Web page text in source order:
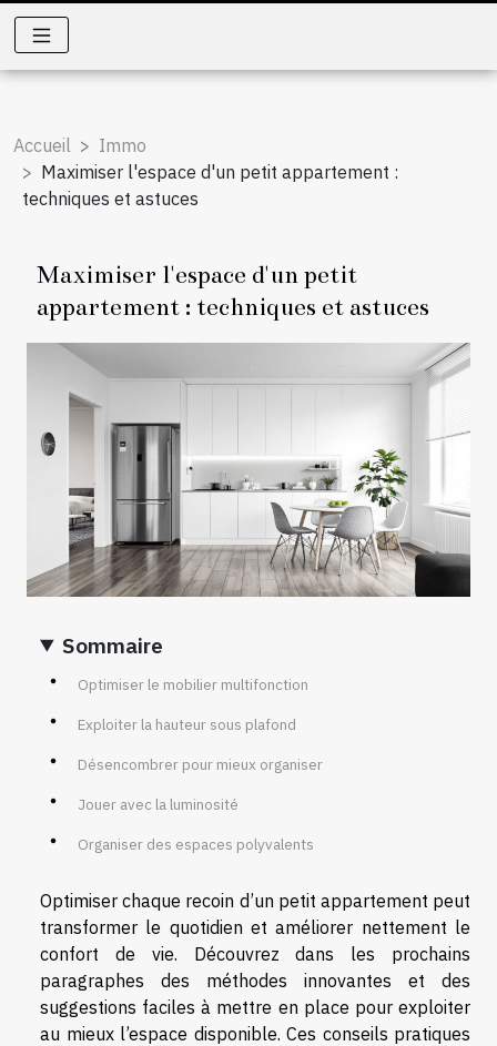
Accueil
Immo
Maximiser l'espace d'un petit appartement :
techniques et astuces
Maximiser l'espace d'un petit
appartement : techniques et astuces
Sommaire
Optimiser le mobilier multifonction
Exploiter la hauteur sous plafond
Désencombrer pour mieux organiser
Jouer avec la luminosité
Organiser des espaces polyvalents
Optimiser chaque recoin d’un petit appartement peut
transformer le quotidien et améliorer nettement le
confort de vie. Découvrez dans les prochains
paragraphes des méthodes innovantes et des
suggestions faciles à mettre en place pour exploiter
au mieux l’espace disponible. Ces conseils pratiques